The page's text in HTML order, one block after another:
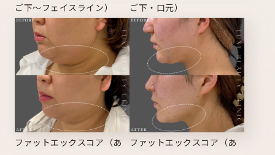
ご下～フェイスライン）
ご下・口元）
ファットエックスコア（あ
ファットエックスコア（あ